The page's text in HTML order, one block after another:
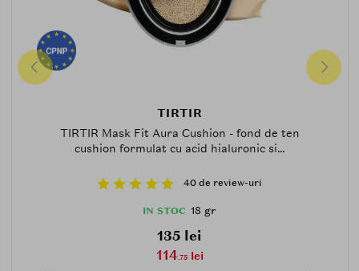
TIRTIR
TIRTIR Mask Fit Aura Cushion - fond de ten
cushion formulat cu acid hialuronic si...
40 de review-uri
IN STOC 18 gr
135 lei
114.75lei